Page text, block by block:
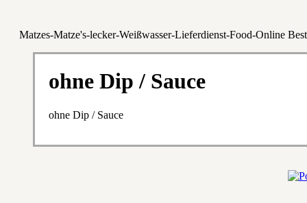
Matzes-Matze's-lecker-Weißwasser-Lieferdienst-Food-Online
ohne Dip / Sauce
ohne Dip / Sauce